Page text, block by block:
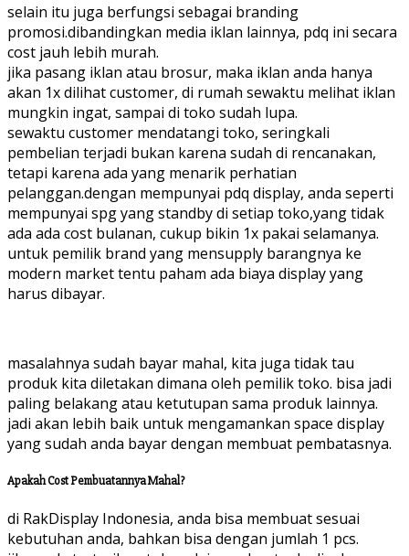
selain itu juga berfungsi sebagai branding
promosi.dibandingkan media iklan lainnya, pdq ini secara
cost jauh lebih murah.
jika pasang iklan atau brosur, maka iklan anda hanya
akan 1x dilihat customer, di rumah sewaktu melihat iklan
mungkin ingat, sampai di toko sudah lupa.
sewaktu customer mendatangi toko, seringkali
pembelian terjadi bukan karena sudah di rencanakan,
tetapi karena ada yang menarik perhatian
pelanggan.dengan mempunyai pdq display, anda seperti
mempunyai spg yang standby di setiap toko,yang tidak
ada ada cost bulanan, cukup bikin 1x pakai selamanya.
untuk pemilik brand yang mensupply barangnya ke
modern market tentu paham ada biaya display yang
harus dibayar.
masalahnya sudah bayar mahal, kita juga tidak tau
produk kita diletakan dimana oleh pemilik toko. bisa jadi
paling belakang atau ketutupan sama produk lainnya.
jadi akan lebih baik untuk mengamankan space display
yang sudah anda bayar dengan membuat pembatasnya.
Apakah Cost Pembuatannya Mahal?
di RakDisplay Indonesia, anda bisa membuat sesuai
kebutuhan anda, bahkan bisa dengan jumlah 1 pcs.